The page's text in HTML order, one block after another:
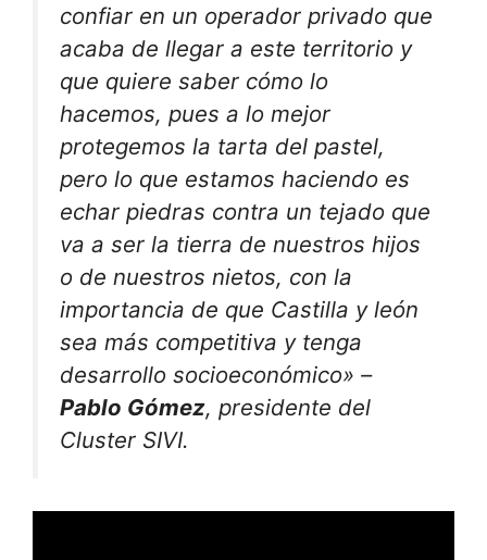
confiar en un operador privado que
acaba de llegar a este territorio y
que quiere saber cómo lo
hacemos, pues a lo mejor
protegemos la tarta del pastel,
pero lo que estamos haciendo es
echar piedras contra un tejado que
va a ser la tierra de nuestros hijos
o de nuestros nietos, con la
importancia de que Castilla y león
sea más competitiva y tenga
desarrollo socioeconómico» –
Pablo Gómez, presidente del
Cluster SIVI.